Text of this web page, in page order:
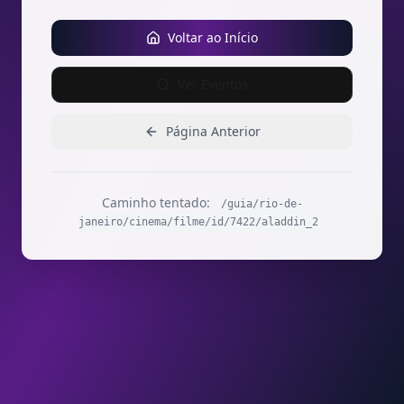
Voltar ao Início
Página Anterior
Caminho tentado:
/guia/rio-de-
janeiro/cinema/filme/id/7422/aladdin_2